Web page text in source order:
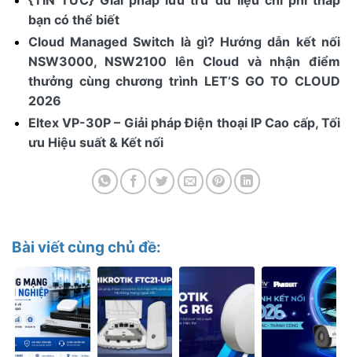
bạn có thể biết
Cloud Managed Switch là gì? Hướng dẫn kết nối
NSW3000, NSW2100 lên Cloud và nhận điểm
thưởng cùng chương trình LET’S GO TO CLOUD
2026
Eltex VP-30P – Giải pháp Điện thoại IP Cao cấp, Tối
ưu Hiệu suất & Kết nối
Bài viết cùng chủ đề: